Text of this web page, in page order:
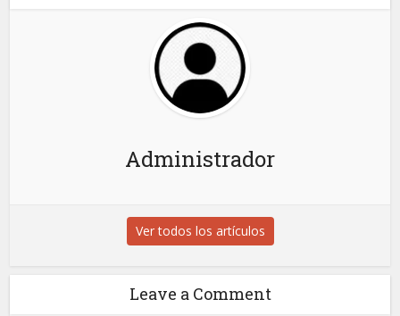
Administrador
Ver todos los artículos
Leave a Comment